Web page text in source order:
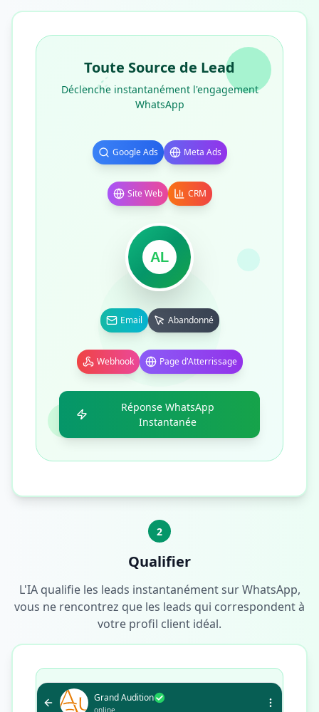
Toute Source de Lead
Déclenche instantanément l'engagement
WhatsApp
Google Ads Meta Ads
Site Web CRM
AL
Email Abandonné
Webhook Page d'Atterrissage
Réponse WhatsApp
Instantanée
2
Qualifier
L'IA qualifie les leads instantanément sur WhatsApp,
vous ne rencontrez que les leads qui correspondent à
votre profil client idéal.
Grand Audition